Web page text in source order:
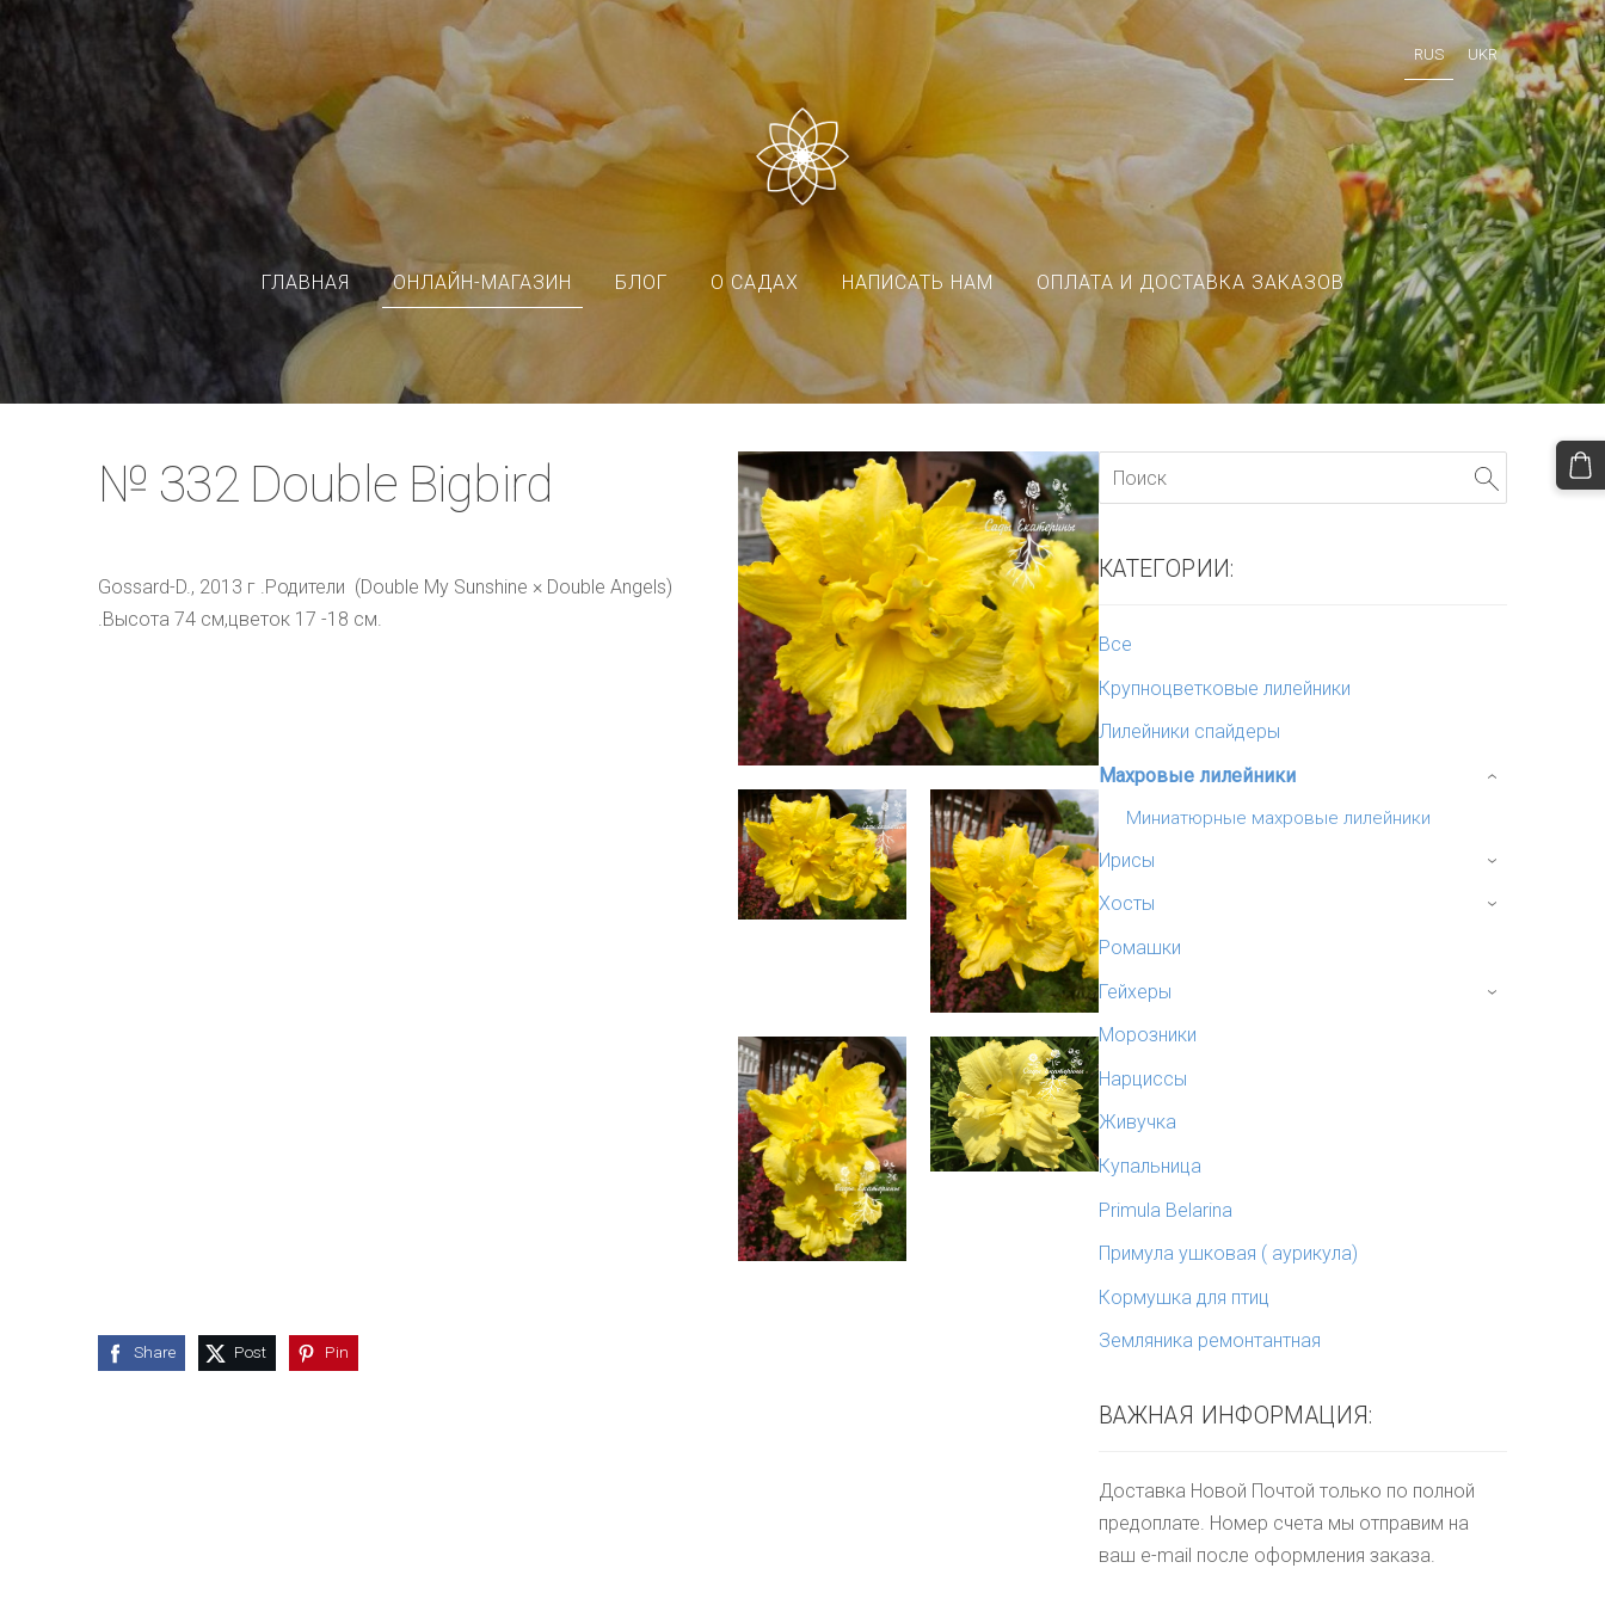
RUS UKR
ГЛАВНАЯ ОНЛАЙН-МАГАЗИН БЛОГ О САДАХ НАПИСАТЬ НАМ ОПЛАТА И ДОСТАВКА ЗАКАЗОВ
КАТЕГОРИИ:
Все
Крупноцветковые лилейники
Лилейники спайдеры
Махровые лилейники
Миниатюрные махровые лилейники
›
Ирисы ›
Хосты ›
Ромашки
Гейхеры
›
Морозники
Нарциссы
Живучка
Купальница
Primula Belarina
Примула ушковая ( аурикула)
Кормушка для птиц
Земляника ремонтантная
ВАЖНАЯ ИНФОРМАЦИЯ:
Доставка Новой Почтой только по полной
предоплате. Номер счета мы отправим на
ваш e-mail после оформления заказа.
№ 332 Double Bigbird
Gossard-D., 2013 г .Родители  (Double My Sunshine × Double Angels)
.Высота 74 см,цветок 17 -18 см.
Share Post Pin